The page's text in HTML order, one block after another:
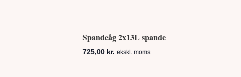
Spandeåg 2x13L spande
725,00 kr. ekskl. moms